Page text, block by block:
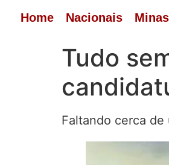
Home Nacionais Minas
Tudo
Faltando cerca